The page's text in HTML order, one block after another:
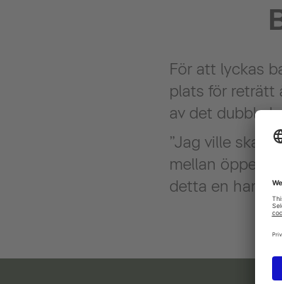
För att lyckas
plats för reträtt
av det dubbla
”Jag ville
mellan
detta en